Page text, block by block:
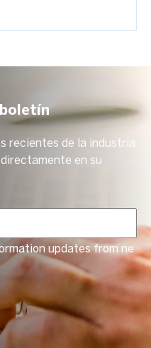
recientes de la industria
en su
updates from ne